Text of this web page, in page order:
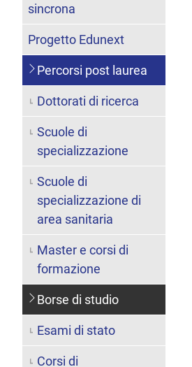
sincrona
Progetto Edunext
Percorsi post laurea
Dottorati di ricerca
Scuole di
specializzazione
Scuole di
specializzazione di
area sanitaria
Master e corsi di
formazione
Borse di studio
Esami di stato
Corsi di